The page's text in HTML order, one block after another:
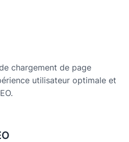
chargement de page
utilisateur optimale et